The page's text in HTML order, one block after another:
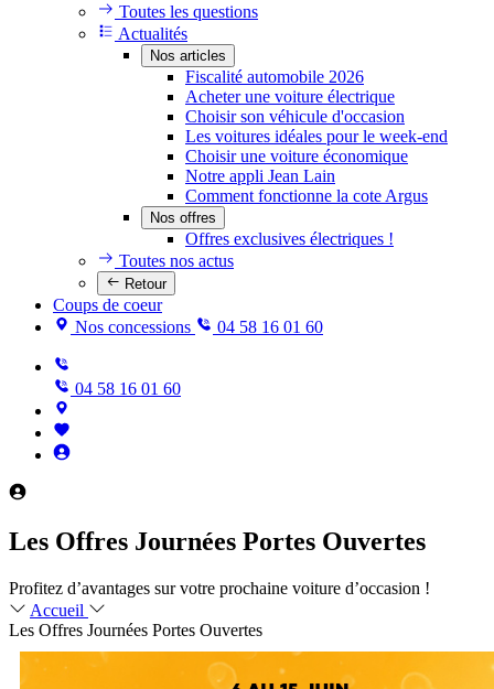
Toutes les questions
Actualités
Nos articles
Fiscalité automobile 2026
Acheter une voiture électrique
Choisir son véhicule d'occasion
Les voitures idéales pour le week-end
Choisir une voiture économique
Notre appli Jean Lain
Comment fonctionne la cote Argus
Nos offres
Offres exclusives électriques !
Toutes nos actus
Retour
Coups de coeur
Nos concessions
04 58 16 01 60
04 58 16 01 60
Les Offres Journées Portes Ouvertes
Profitez d’avantages sur votre prochaine voiture d’occasion !
Accueil
Les Offres Journées Portes Ouvertes